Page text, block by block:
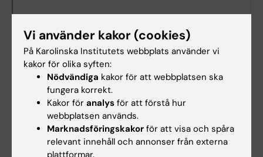
Dokument
Länkar
Vi använder kakor (cookies)
På Karolinska Institutets webbplats använder vi
kakor för olika syften:
Nödvändiga kakor för att webbplatsen ska
fungera korrekt.
Kakor för analys för att förstå hur
webbplatsen används.
Marknadsföringskakor för att visa och spåra
relevant innehåll och annonser från externa
plattformar.